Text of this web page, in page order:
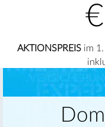
€
AKTIONSPREIS im